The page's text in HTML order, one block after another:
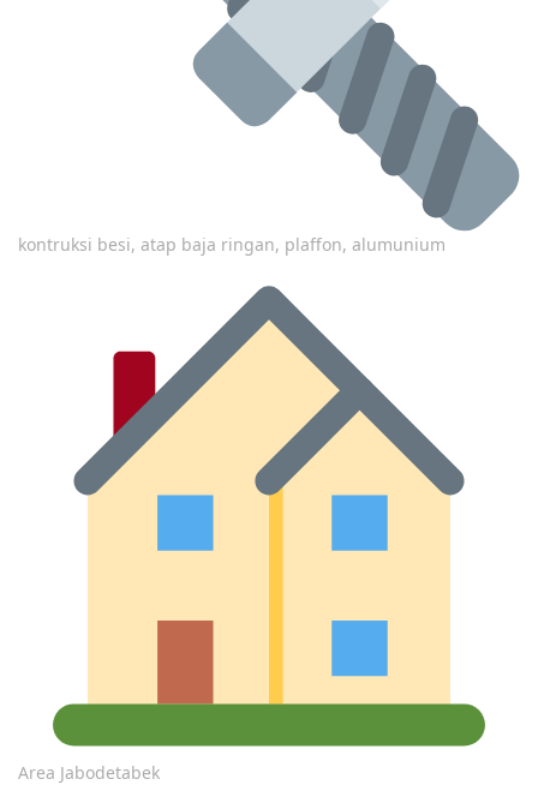
kontruksi besi, atap baja ringan, plaffon, alumunium
Area Jabodetabek